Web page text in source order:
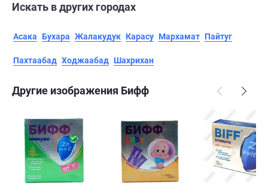
Искать в других городах
Асака Бухара Жалакудук Карасу Мархамат Пайтуг
Пахтаабад Ходжаабад Шахрихан
Другие изображения Бифф